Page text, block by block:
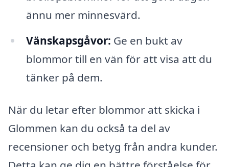
ännu mer minnesvärd.
Vänskapsgåvor: Ge en bukt av
blommor till en vän för att visa att du
tänker på dem.
När du letar efter blommor att skicka i
Glommen kan du också ta del av
recensioner och betyg från andra kunder.